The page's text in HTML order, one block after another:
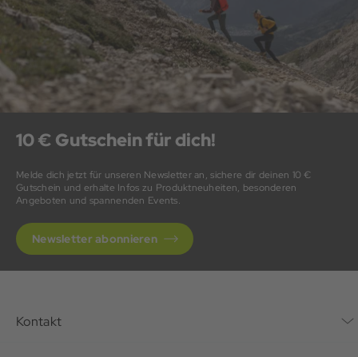
10 € Gutschein für dich!
Melde dich jetzt für unseren Newsletter an, sichere dir deinen 10 €
Gutschein und erhalte Infos zu Produktneuheiten, besonderen
Angeboten und spannenden Events.
Newsletter abonnieren
Kontakt